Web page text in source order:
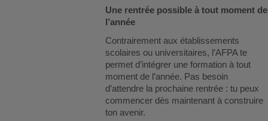
Une rentrée possible à tout moment de
l’année
Contrairement aux établissements
scolaires ou universitaires, l’AFPA te
permet d’intégrer une formation à tout
moment de l’année. Pas besoin
d’attendre la prochaine rentrée : tu peux
commencer dès maintenant à construire
ton avenir.